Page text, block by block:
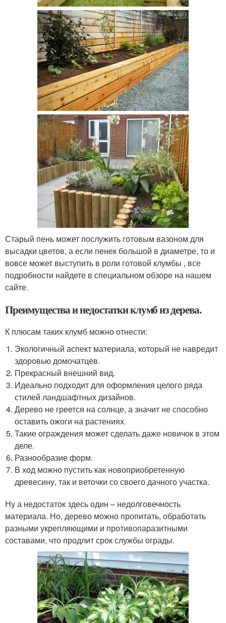
Старый пень может послужить готовым вазоном для
высадки цветов, а если пенек большой в диаметре, то и
вовсе может выступить в роли готовой клумбы , все
подробности найдете в специальном обзоре на нашем
сайте.
Преимущества и недостатки клумб из дерева.
К плюсам таких клумб можно отнести:
Экологичный аспект материала, который не навредит
здоровью домочатцев.
Прекрасный внешний вид.
Идеально подходит для оформления целого ряда
стилей ландшафтных дизайнов.
Дерево не греется на солнце, а значит не способно
оставить ожоги на растениях.
Такие ограждения может сделать даже новичок в этом
деле.
Разнообразие форм.
В ход можно пустить как новоприобретенную
древесину, так и веточки со своего дачного участка.
Ну а недостаток здесь один – недолговечность
материала. Но, дерево можно пропитать, обработать
разными укрепляющими и противопаразитными
составами, что продлит срок службы ограды.